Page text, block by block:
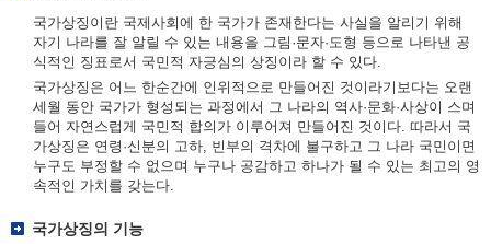
국가상징이란 국제사회에 한 국가가 존재한다는 사실을 알리기 위해
자기 나라를 잘 알릴 수 있는 내용을 그림·문자·도형 등으로 나타낸 공
식적인 징표로서 국민적 자긍심의 상징이라 할 수 있다.
국가상징은 어느 한순간에 인위적으로 만들어진 것이라기보다는 오랜
세월 동안 국가가 형성되는 과정에서 그 나라의 역사·문화·사상이 스며
들어 자연스럽게 국민적 합의가 이루어져 만들어진 것이다. 따라서 국
가상징은 연령·신분의 고하, 빈부의 격차에 불구하고 그 나라 국민이면
누구도 부정할 수 없으며 누구나 공감하고 하나가 될 수 있는 최고의 영
속적인 가치를 갖는다.
국가상징의 기능